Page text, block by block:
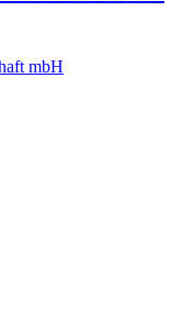
mbH